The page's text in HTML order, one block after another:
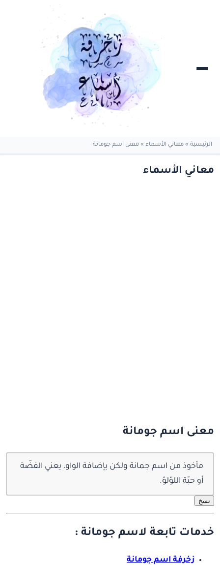
الرئيسية » معاني الأسماء » معنى اسم جومانة
معاني الأسماء
معنى اسم جومانة
مأخوذ من اسم جمانة ولكن بإضافة الواو، يعني الفضّة
أو حبّة اللؤلؤ.
نسخ
خدمات تابعة لاسم جومانة :
زخرفة اسم جومانة